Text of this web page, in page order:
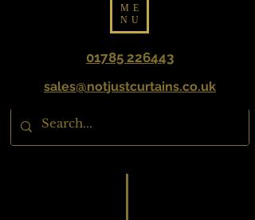
ME
NU
01785 226443
sales@notjustcurtains.co.uk